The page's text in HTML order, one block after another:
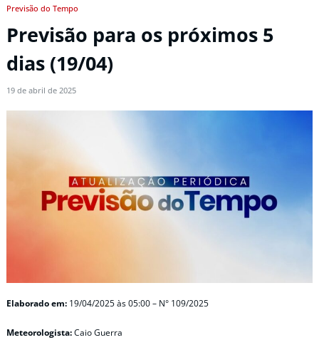
Previsão do Tempo
Previsão para os próximos 5
dias (19/04)
19 de abril de 2025
Elaborado em: 19/04/2025 às 05:00 – N° 109/2025
Meteorologista:Caio Guerra